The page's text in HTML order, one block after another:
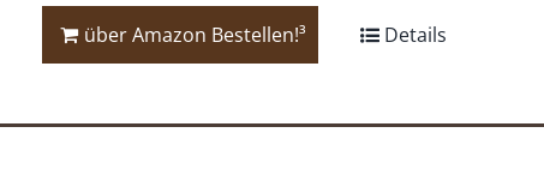
über Amazon Bestellen!³ Details